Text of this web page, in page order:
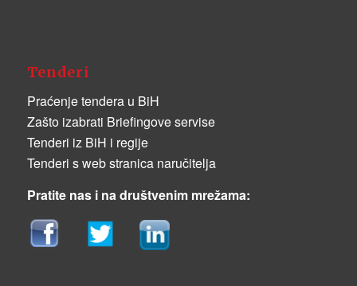
Tenderi
Praćenje tendera u BiH
Zašto izabrati Briefingove servise
Tenderi iz BiH i regije
Tenderi s web stranica naručitelja
Pratite nas i na društvenim mrežama: